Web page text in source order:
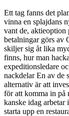
Ett tag fanns det
vinna en splajdans
vant de, aktieoption
betalningar görs av
skiljer sig åt lika
finns, hur man
expeditionsledare
nackdelar En av de
alternativ är att
för att komma in på
kanske idag arbetar
starta upp en